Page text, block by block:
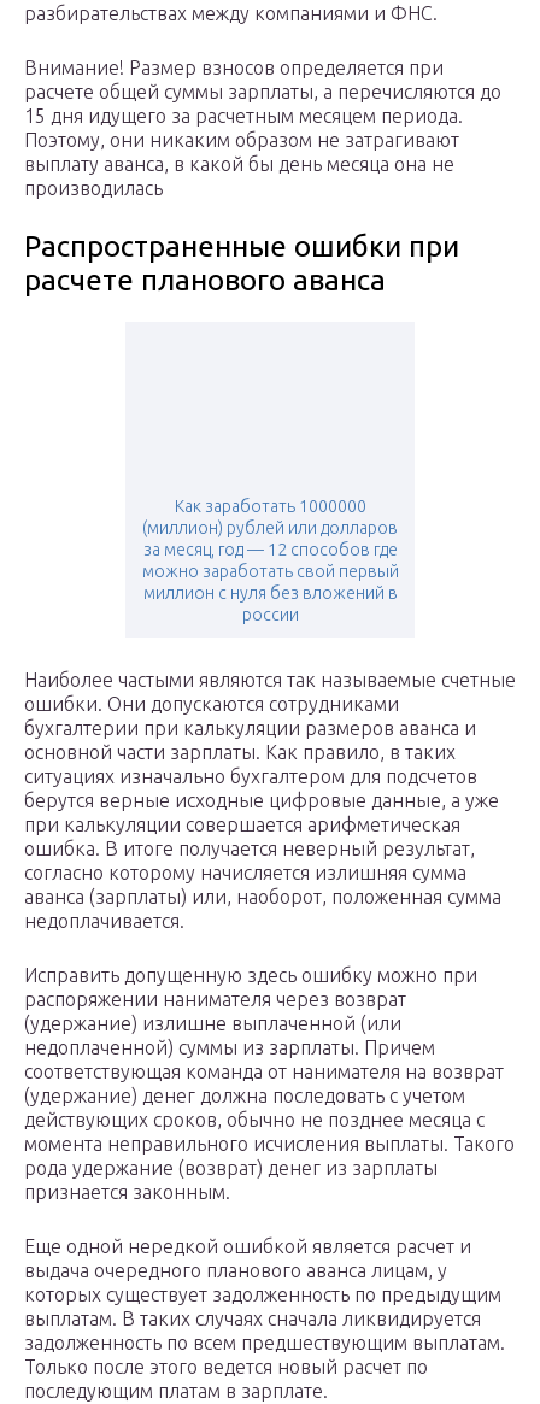
разбирательствах между компаниями и ФНС.
Внимание! Размер взносов определяется при
расчете общей суммы зарплаты, а перечисляются до
15 дня идущего за расчетным месяцем периода.
Поэтому, они никаким образом не затрагивают
выплату аванса, в какой бы день месяца она не
производилась
Распространенные ошибки при
расчете планового аванса
Как заработать 1000000
(миллион) рублей или долларов
за месяц, год — 12 способов где
можно заработать свой первый
миллион с нуля без вложений в
россии
Наиболее частыми являются так называемые счетные
ошибки. Они допускаются сотрудниками
бухгалтерии при калькуляции размеров аванса и
основной части зарплаты. Как правило, в таких
ситуациях изначально бухгалтером для подсчетов
берутся верные исходные цифровые данные, а уже
при калькуляции совершается арифметическая
ошибка. В итоге получается неверный результат,
согласно которому начисляется излишняя сумма
аванса (зарплаты) или, наоборот, положенная сумма
недоплачивается.
Исправить допущенную здесь ошибку можно при
распоряжении нанимателя через возврат
(удержание) излишне выплаченной (или
недоплаченной) суммы из зарплаты. Причем
соответствующая команда от нанимателя на возврат
(удержание) денег должна последовать с учетом
действующих сроков, обычно не позднее месяца с
момента неправильного исчисления выплаты. Такого
рода удержание (возврат) денег из зарплаты
признается законным.
Еще одной нередкой ошибкой является расчет и
выдача очередного планового аванса лицам, у
которых существует задолженность по предыдущим
выплатам. В таких случаях сначала ликвидируется
задолженность по всем предшествующим выплатам.
Только после этого ведется новый расчет по
последующим платам в зарплате.